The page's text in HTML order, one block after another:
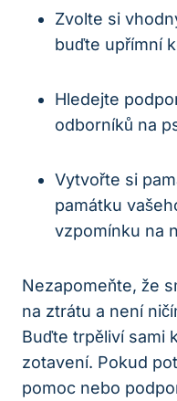
Zvolte si
buďte upřímní
Hledejte
odborníků na
Vytvořte si
památku
vzpomínku na
Nezapomeňte, že
na ztrátu a není
Buďte trpěliví sami
zotavení. Pokud
pomoc nebo